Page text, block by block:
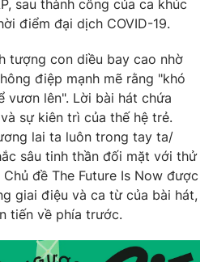
lai
sau thành công của ca khúc
điểm đại dịch COVID-19.
tượng con diều bay cao nhờ
điệp mạnh mẽ rằng "khó
vươn lên". Lời bài hát chứa
sự kiên trì của thế hệ trẻ.
lai ta luôn trong tay ta/
sâu tinh thần đối mặt với thử
đề The Future Is Now được
giai điệu và ca từ của bài hát,
tiến về phía trước.